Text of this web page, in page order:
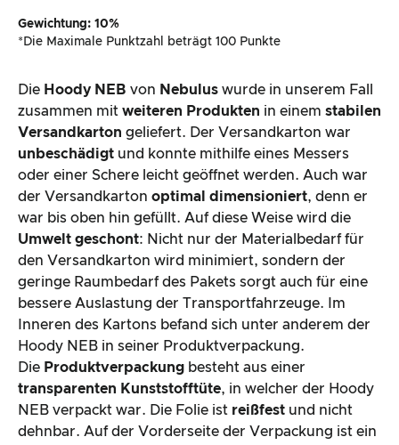
Gewichtung: 10%
*Die Maximale Punktzahl beträgt 100 Punkte
Die Hoody NEB von Nebulus wurde in unserem Fall
zusammen mit weiteren Produkten in einem stabilen
Versandkarton geliefert. Der Versandkarton war
unbeschädigt und konnte mithilfe eines Messers
oder einer Schere leicht geöffnet werden. Auch war
der Versandkarton optimal dimensioniert, denn er
war bis oben hin gefüllt. Auf diese Weise wird die
Umwelt geschont: Nicht nur der Materialbedarf für
den Versandkarton wird minimiert, sondern der
geringe Raumbedarf des Pakets sorgt auch für eine
bessere Auslastung der Transportfahrzeuge. Im
Inneren des Kartons befand sich unter anderem der
Hoody NEB in seiner Produktverpackung.
Die Produktverpackung besteht aus einer
transparenten Kunststofftüte, in welcher der Hoody
NEB verpackt war. Die Folie ist reißfest und nicht
dehnbar. Auf der Vorderseite der Verpackung ist ein